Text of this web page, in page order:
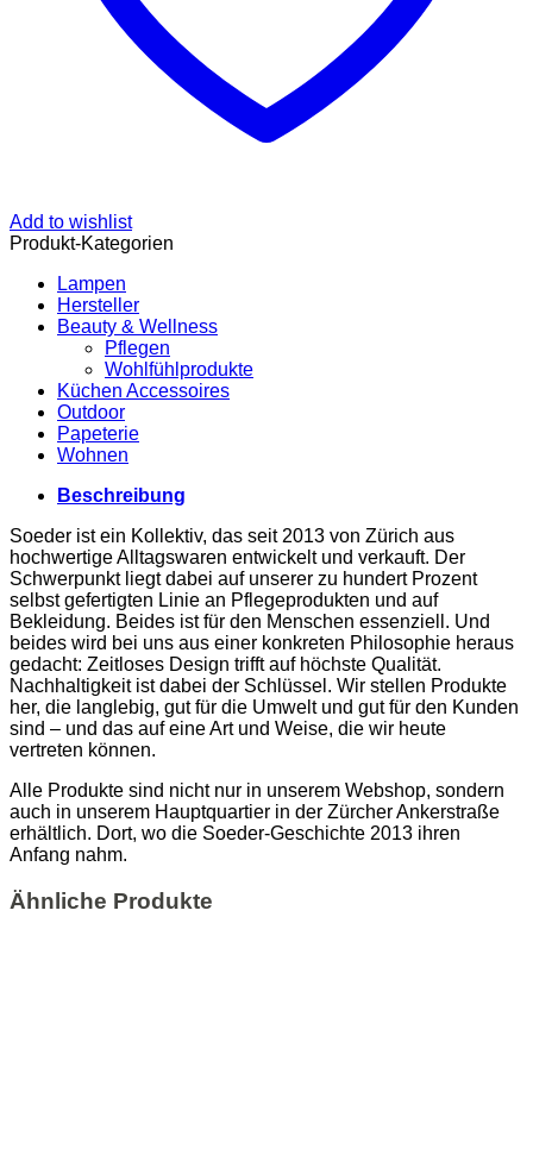
Add to wishlist
Produkt-Kategorien
Lampen
Hersteller
Beauty & Wellness
Pflegen
Wohlfühlprodukte
Küchen Accessoires
Outdoor
Papeterie
Wohnen
Beschreibung
Soeder ist ein Kollektiv, das seit 2013 von Zürich aus
hochwertige Alltagswaren entwickelt und verkauft. Der
Schwerpunkt liegt dabei auf unserer zu hundert Prozent
selbst gefertigten Linie an Pflegeprodukten und auf
Bekleidung. Beides ist für den Menschen essenziell. Und
beides wird bei uns aus einer konkreten Philosophie heraus
gedacht: Zeitloses Design trifft auf höchste Qualität.
Nachhaltigkeit ist dabei der Schlüssel. Wir stellen Produkte
her, die langlebig, gut für die Umwelt und gut für den Kunden
sind – und das auf eine Art und Weise, die wir heute
vertreten können.
Alle Produkte sind nicht nur in unserem Webshop, sondern
auch in unserem Hauptquartier in der Zürcher Ankerstraße
erhältlich. Dort, wo die Soeder-Geschichte 2013 ihren
Anfang nahm.
Ähnliche Produkte